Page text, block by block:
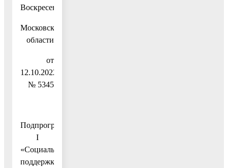
Воскресенск
Московской
области
от
12.10.2022
№ 5345
Подпрограмма
I
«Социальная
поддержка